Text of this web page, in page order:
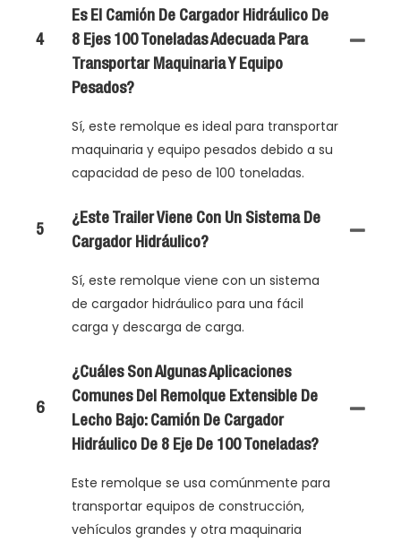
4
Es El Camión De Cargador Hidráulico De
8 Ejes 100 Toneladas Adecuada Para
Transportar Maquinaria Y Equipo
Pesados?
Sí, este remolque es ideal para transportar
maquinaria y equipo pesados ​​debido a su
capacidad de peso de 100 toneladas.
5
¿Este Trailer Viene Con Un Sistema De
Cargador Hidráulico?
Sí, este remolque viene con un sistema
de cargador hidráulico para una fácil
carga y descarga de carga.
6
¿Cuáles Son Algunas Aplicaciones
Comunes Del Remolque Extensible De
Lecho Bajo: Camión De Cargador
Hidráulico De 8 Eje De 100 Toneladas?
Este remolque se usa comúnmente para
transportar equipos de construcción,
vehículos grandes y otra maquinaria